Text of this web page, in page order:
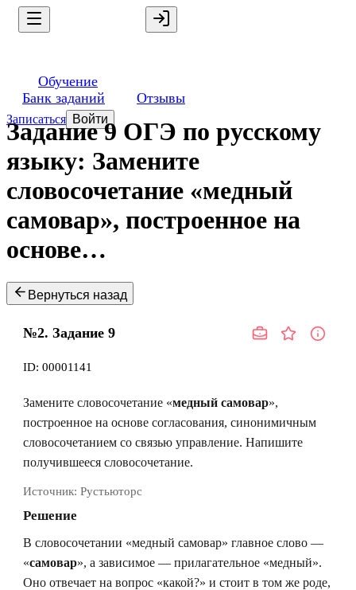
Обучение
Банк заданий
Отзывы
Записаться Войти
Задание 9 ОГЭ по русскому
языку: Замените
словосочетание «медный
самовар», построенное на
основе…
Вернуться назад
№2. Задание 9
ID: 00001141
Замените словосочетание «медный самовар»,
построенное на основе согласования, синонимичным
словосочетанием со связью управление. Напишите
получившееся словосочетание.
Источник: Рустьюторс
Решение
В словосочетании «медный самовар» главное слово —
«самовар», а зависимое — прилагательное «медный».
Оно отвечает на вопрос «какой?» и стоит в том же роде,